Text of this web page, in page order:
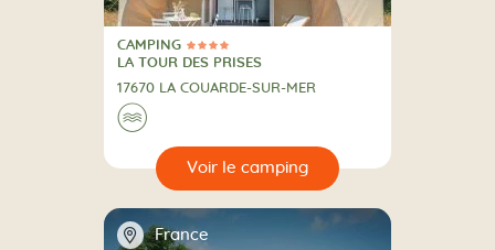
4 Étoiles
CAMPING
CAMPING
LA TOUR DES PRISES
17670 LA COUARDE-SUR-MER
Au bord de l'eau
🌊
📍 France